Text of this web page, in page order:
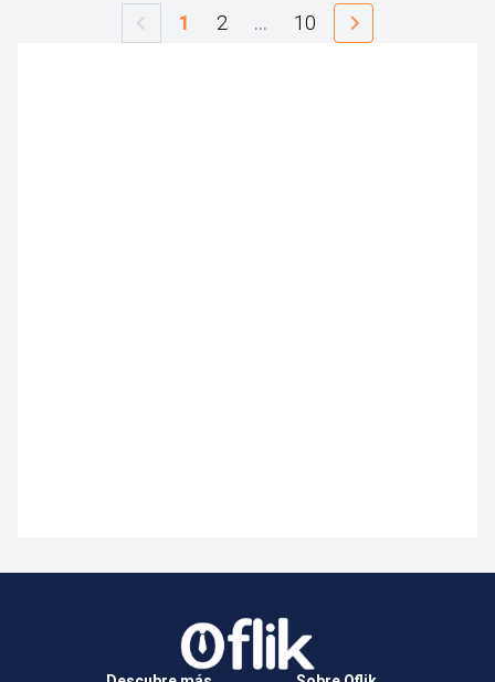
1 2 … 10